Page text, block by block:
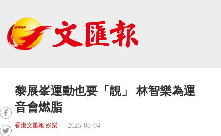
黎展峯運動也要「靚」 林智樂為運
音會燃脂
香港文匯報 娛樂 2025-08-04